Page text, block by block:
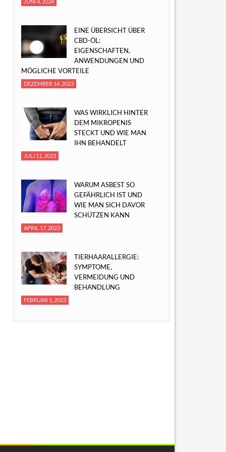
EINE ÜBERSICHT ÜBER
CBD-ÖL:
EIGENSCHAFTEN,
ANWENDUNGEN UND
MÖGLICHE VORTEILE
DEZEMBER 14, 2023
WAS WIRKLICH HINTER
DEM MIKROPENIS
STECKT UND WIE MAN
IHN BEHANDELT
JULI 11, 2023
WARUM ASBEST SO
GEFÄHRLICH IST UND
WIE MAN SICH DAVOR
SCHÜTZEN KANN
APRIL 17, 2023
TIERHAARALLERGIE:
SYMPTOME,
VERMEIDUNG UND
BEHANDLUNG
FEBRUAR 1, 2023